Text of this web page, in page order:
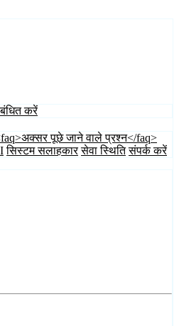
करें
पूछे जाने वाले प्रश्न</faq>
सिस्टम सलाहकार सेवा स्थिति संपर्क करें